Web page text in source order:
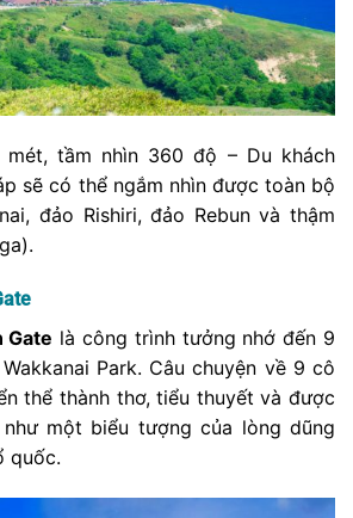
tầm nhìn 360 độ – Du khách
sẽ có thể ngắm nhìn được toàn bộ
đảo Rishiri, đảo Rebun và thậm
Gate là công trình tưởng nhớ đến 9
Park. Câu chuyện về 9 cô
thể thành thơ, tiểu thuyết và được
một biểu tượng của lòng dũng
quốc.